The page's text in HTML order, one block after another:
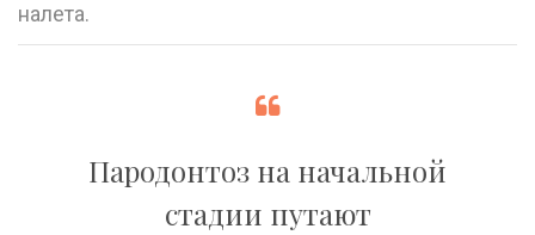
налета.
Пародонтоз на начальной
стадии путают